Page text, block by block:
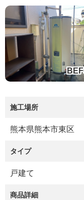
施工場所
熊本県熊本市東区
タイプ
戸建て
商品詳細